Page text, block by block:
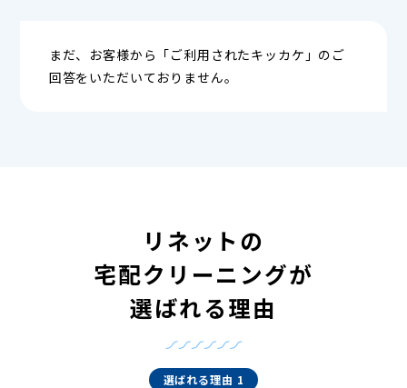
まだ、お客様から「ご利用されたキッカケ」のご
回答をいただいておりません。
リネットの
宅配クリーニングが
選ばれる理由
選ばれる理由 1